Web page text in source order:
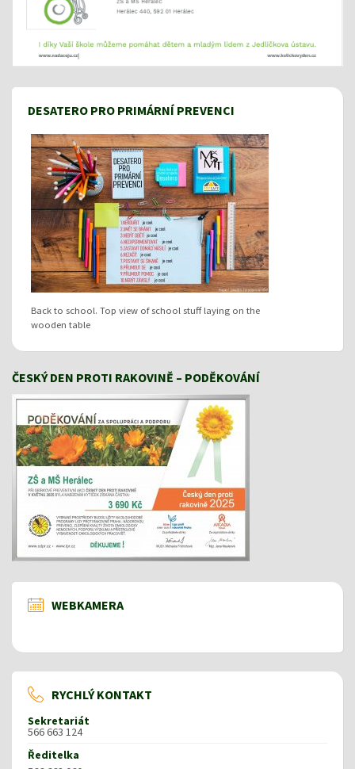
DESATERO PRO PRIMÁRNÍ PREVENCI
Back to school. Top view of school stuff laying on the
wooden table
ČESKÝ DEN PROTI RAKOVINĚ – PODĚKOVÁNÍ
WEBKAMERA
RYCHLÝ KONTAKT
Sekretariát
566 663 124
Ředitelka